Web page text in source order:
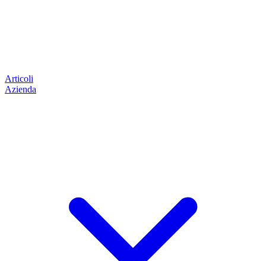
Articoli
Azienda